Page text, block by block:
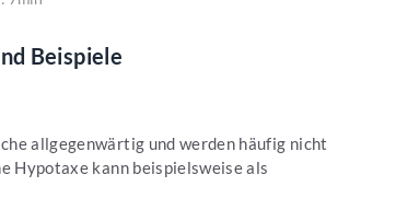
Beispiele
allgegenwärtig und werden häufig nicht
Hypotaxe kann beispielsweise als